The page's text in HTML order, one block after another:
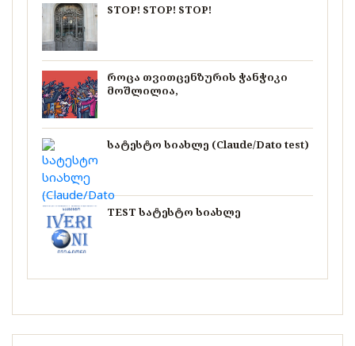
STOP! STOP! STOP!
როცა თვითცენზურის ჭანჭიკი
მოშლილია,
სატესტო სიახლე (Claude/Dato test)
TEST სატესტო სიახლე